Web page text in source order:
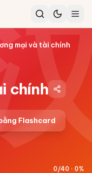
mại và tài chính
chính
Flashcard
0/40 · 0%